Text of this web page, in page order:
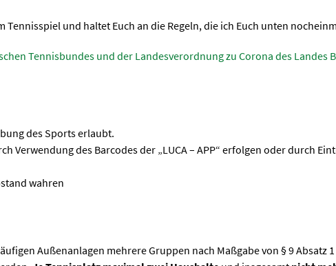
und haltet Euch an die Regeln, die ich Euch unten
Tennisbundes und der Landesverordnung zu Corona des Landes
des Sports erlaubt.
Verwendung des Barcodes der „LUCA – APP“ erfolgen oder durch
wahren
Außenanlagen mehrere Gruppen nach Maßgabe von § 9